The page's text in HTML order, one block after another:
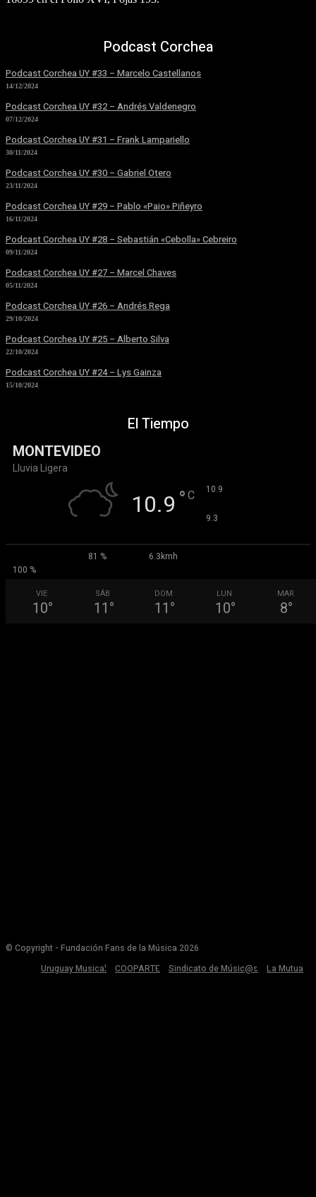
Podcast Corchea
Podcast Corchea UY #33 – Marcelo Castellanos
14/12/2024
Podcast Corchea UY #32 – Andrés Valdenegro
07/12/2024
Podcast Corchea UY #31 – Frank Lampariello
30/11/2024
Podcast Corchea UY #30 – Gabriel Otero
23/11/2024
Podcast Corchea UY #29 – Pablo «Paio» Piñeyro
16/11/2024
Podcast Corchea UY #28 – Sebastián «Cebolla» Cebreiro
09/11/2024
Podcast Corchea UY #27 – Marcel Chaves
05/11/2024
Podcast Corchea UY #26 – Andrés Rega
29/10/2024
Podcast Corchea UY #25 – Alberto Silva
22/10/2024
Podcast Corchea UY #24 – Lys Gainza
15/10/2024
El Tiempo
MONTEVIDEO
Lluvia Ligera
10.9 ° C 10.9
9.3
81 %
6.3kmh
100 %
VIE
10°
SÁB
11 °
DOM
11 °
LUN
10°
MAR
8°
© Copyright - Fundación Fans de la Música 2026
Uruguay Musical
COOPARTE Sindicato de Músic@s La Mutua